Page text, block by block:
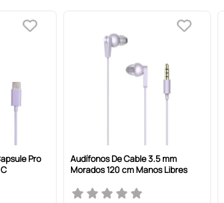
Pro
Audífonos De Cable 3.5 mm
Morados 120 cm Manos Libres